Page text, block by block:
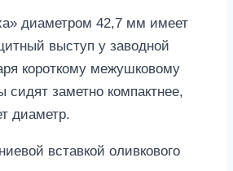
диаметром 42,7 мм имеет
выступ у заводной
короткому межушковому
сидят заметно компактнее,
диаметр.
вставкой оливкового